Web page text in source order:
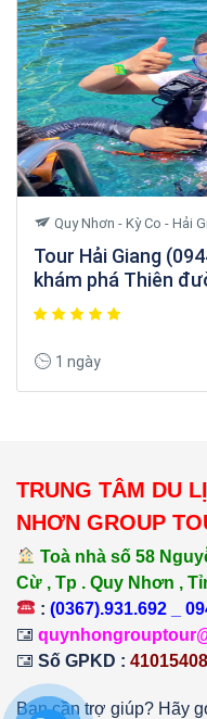
Quy Nhơn - Kỳ Co - Hải
Tour Hải Giang
khám phá Thiên
1 ngày
TRUNG TÂM DU
NHƠN GROUP
Toà nhà số 58
Cừ , Tp . Quy Nhơn ,
: (0367).931.692 _
Số GPKD :
Bạn cần trợ giúp? Hãy